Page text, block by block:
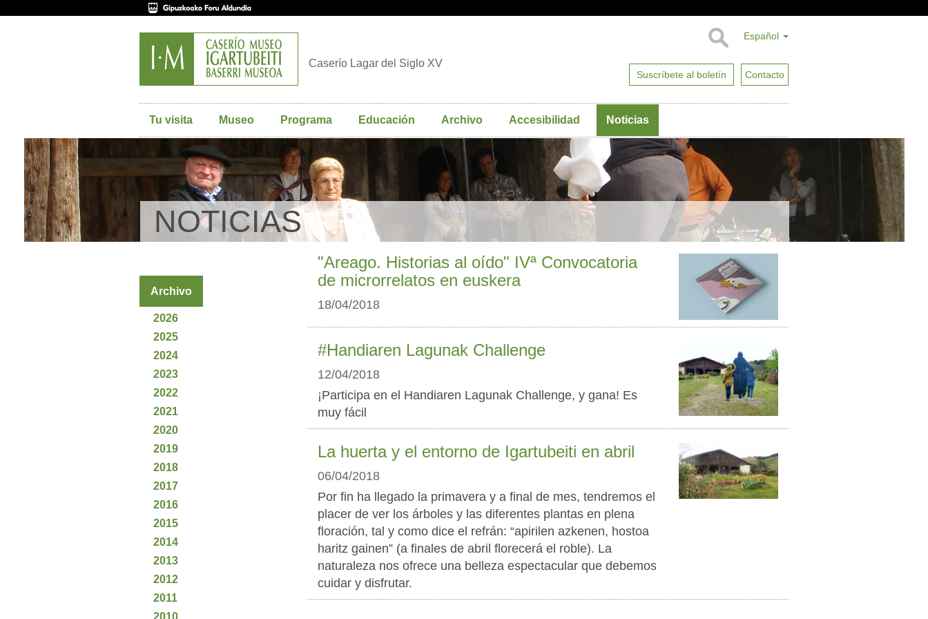
Español
Suscríbete al boletín Contacto
Caserío Lagar del Siglo XV
Tu visita Museo Programa Educación Archivo Accesibilidad Noticias
NOTICIAS
"Areago. Historias al oído" IVª Convocatoria
de microrrelatos en euskera
18/04/2018
#Handiaren Lagunak Challenge
12/04/2018
¡Participa en el Handiaren Lagunak Challenge, y gana! Es
muy fácil
La huerta y el entorno de Igartubeiti en abril
06/04/2018
Por fin ha llegado la primavera y a final de mes, tendremos el
placer de ver los árboles y las diferentes plantas en plena
floración, tal y como dice el refrán: “apirilen azkenen, hostoa
haritz gainen” (a finales de abril florecerá el roble). La
naturaleza nos ofrece una belleza espectacular que debemos
cuidar y disfrutar.
Archivo
2026
2025
2024
2023
2022
2021
2020
2019
2018
2017
2016
2015
2014
2013
2012
2011
2010